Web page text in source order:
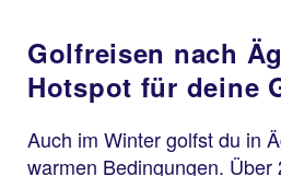
Golfreisen nach
Hotspot für deine
Auch im Winter golfst du in
warmen Bedingungen. Über